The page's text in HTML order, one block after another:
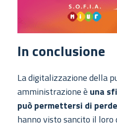
In conclusione
La digitalizzazione della
amministrazione è una
può permettersi di
hanno visto sancito il